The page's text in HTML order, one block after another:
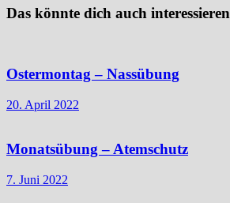
Das könnte dich auch interessieren
Ostermontag – Nassübung
20. April 2022
Monatsübung – Atemschutz
7. Juni 2022